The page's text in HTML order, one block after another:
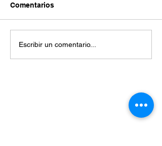
Comentarios
Escribir un comentario...